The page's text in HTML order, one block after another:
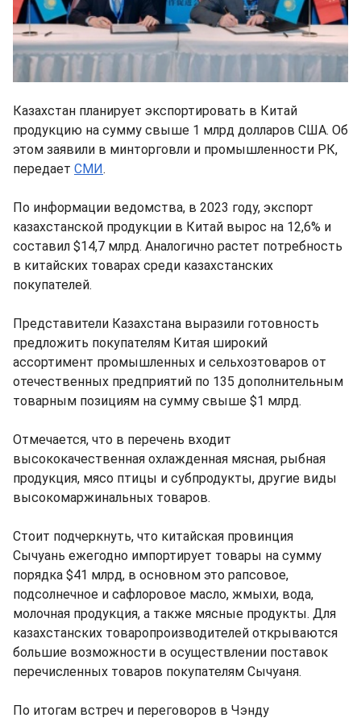
Казахстан планирует экспортировать в Китай
продукцию на сумму свыше 1 млрд долларов США. Об
этом заявили в минторговли и промышленности РК,
передает СМИ.
По информации ведомства, в 2023 году, экспорт
казахстанской продукции в Китай вырос на 12,6% и
составил $14,7 млрд. Аналогично растет потребность
в китайских товарах среди казахстанских
покупателей.
Представители Казахстана выразили готовность
предложить покупателям Китая широкий
ассортимент промышленных и сельхозтоваров от
отечественных предприятий по 135 дополнительным
товарным позициям на сумму свыше $1 млрд.
Отмечается, что в перечень входит
высококачественная охлажденная мясная, рыбная
продукция, мясо птицы и субпродукты, другие виды
высокомаржинальных товаров.
Стоит подчеркнуть, что китайская провинция
Сычуань ежегодно импортирует товары на сумму
порядка $41 млрд, в основном это рапсовое,
подсолнечное и сафлоровое масло, жмыхи, вода,
молочная продукция, а также мясные продукты. Для
казахстанских товаропроизводителей открываются
большие возможности в осуществлении поставок
перечисленных товаров покупателям Сычуаня.
По итогам встреч и переговоров в Чэнду